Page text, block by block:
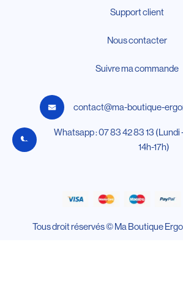
Support client
Nous contacter
Suivre ma commande
contact@ma-boutique-
Whatsapp : 07 83 42 83 13 (Lundi
14h-17h)
Tous droit réservés © Ma Boutique